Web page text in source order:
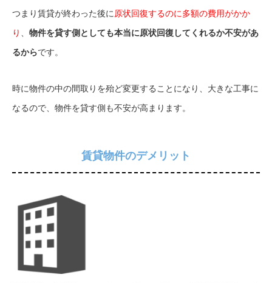
つまり賃貸が終わった後に 原状回復するのに多額の費用がかか
り
物件を貸す側としても本当に原状回復してくれるか不安があ
るからです。
時に物件の中の間取りを殆ど変更することになり、大きな工事に
なるので、物件を貸す側も不安が高まります。
賃貸物件のデメリット